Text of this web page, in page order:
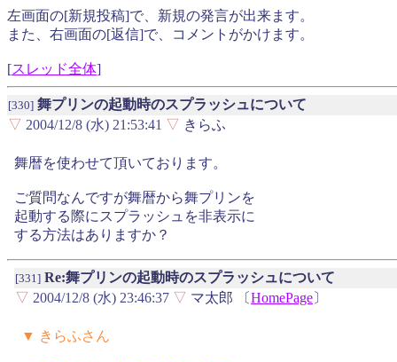
左画面の[新規投稿]で、新規の発言が出来ます。
また、右画面の[返信]で、コメントがかけます。
[スレッド全体]
[330] 舞プリンの起動時のスプラッシュについて
▽ 2004/12/8 (水) 21:53:41 ▽ きらふ
舞暦を使わせて頂いております。
ご質問なんですが舞暦から舞プリンを
起動する際にスプラッシュを非表示に
する方法はありますか？
[331] Re:舞プリンの起動時のスプラッシュについて
▽ 2004/12/8 (水) 23:46:37 ▽ マ太郎 〔HomePage〕
▼ きらふさん